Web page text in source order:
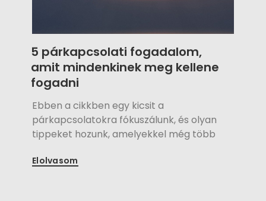
5 párkapcsolati fogadalom,
amit mindenkinek meg kellene
fogadni
Ebben a cikkben egy kicsit a
párkapcsolatokra fókuszálunk, és olyan
tippeket hozunk, amelyekkel még több
mindennapjaiba.
Elolvasom